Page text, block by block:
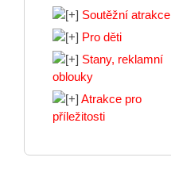
Soutěžní atrakce
Pro děti
Stany, reklamní
oblouky
Atrakce pro
příležitosti